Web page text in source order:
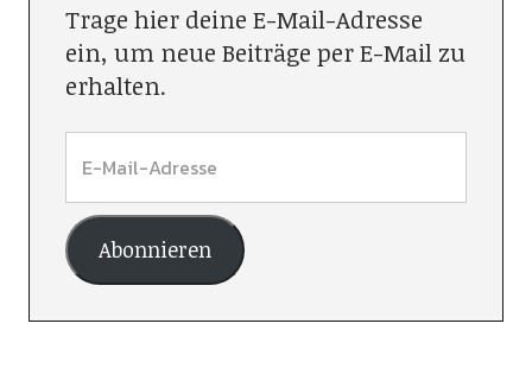
Trage hier deine E-Mail-Adresse
ein, um neue Beiträge per E-Mail zu
erhalten.
Abonnieren